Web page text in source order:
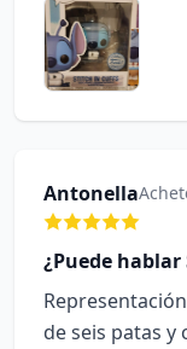
Antonella
¿Puede
de seis patas y